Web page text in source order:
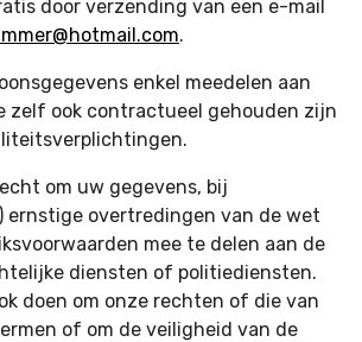
door verzending van een e-mail
.
enkel meedelen aan
zelf ook contractueel gehouden zijn
om uw gegevens, bij
ernstige overtredingen van de wet
mee te delen aan de
diensten of politiediensten.
doen om onze rechten of die van
of om de veiligheid van de